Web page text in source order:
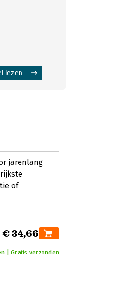
lezen
jarenlang
of
€ 34,66
| Gratis verzonden